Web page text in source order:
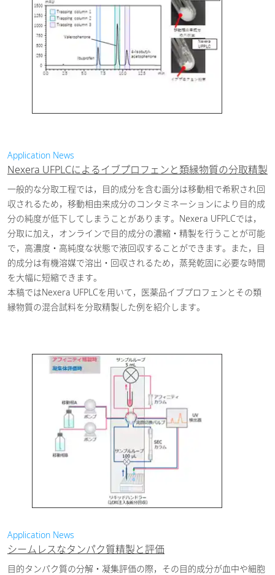
PDF / 811.43KB ]
医薬・バイオ医薬
的分取[ PDF /
404.06KB ]
医薬・バイオ医薬
品
石油化学
2020-09-29
Nexera Prepシステ
ムによる分取LCか
ら分析LCへのワー
クフローの効率化[
PDF / 180.36KB ]
品
2020-03-08
Application News
Nexera UFPLCによるイブプロフェンと類縁物質の分取精製
一般的な分取工程では，目的成分を含む画分は移動相で希釈され回
収されるため，移動相由来成分のコンタミネーションにより目的成
分の純度が低下してしまうことがあります。Nexera UFPLCでは，
分取に加え，オンラインで目的成分の濃縮・精製を行うことが可能
で，高濃度・高純度な状態で液回収することができます。また，目
的成分は有機溶媒で溶出・回収されるため，蒸発乾固に必要な時間
を大幅に短縮できます。
本稿ではNexera UFPLCを用いて，医薬品イブプロフェンとその類
縁物質の混合試料を分取精製した例を紹介します。
Application News
シームレスなタンパク質精製と評価
目的タンパク質の分解・凝集評価の際，その目的成分が血中や細胞